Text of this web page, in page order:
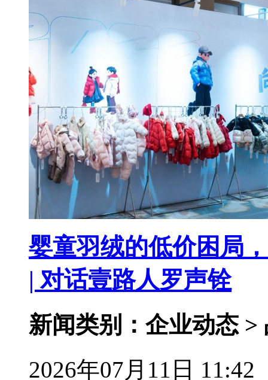
婴童羽绒的低价困局
| 对话壹路人罗声铨
新闻类别：企业动态 >
2026年07月11日 11:42